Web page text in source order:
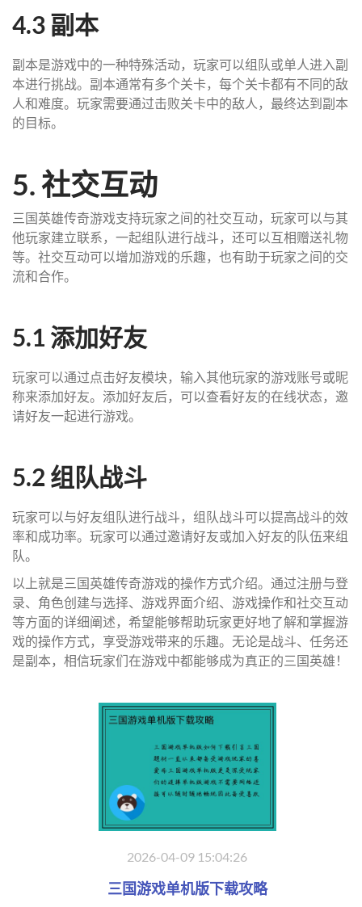
4.3 副本
副本是游戏中的一种特殊活动，玩家可以组队或单人进入副
本进行挑战。副本通常有多个关卡，每个关卡都有不同的敌
人和难度。玩家需要通过击败关卡中的敌人，最终达到副本
的目标。
5. 社交互动
三国英雄传奇游戏支持玩家之间的社交互动，玩家可以与其
他玩家建立联系，一起组队进行战斗，还可以互相赠送礼物
等。社交互动可以增加游戏的乐趣，也有助于玩家之间的交
流和合作。
5.1 添加好友
玩家可以通过点击好友模块，输入其他玩家的游戏账号或昵
称来添加好友。添加好友后，可以查看好友的在线状态，邀
请好友一起进行游戏。
5.2 组队战斗
玩家可以与好友组队进行战斗，组队战斗可以提高战斗的效
率和成功率。玩家可以通过邀请好友或加入好友的队伍来组
队。
以上就是三国英雄传奇游戏的操作方式介绍。通过注册与登
录、角色创建与选择、游戏界面介绍、游戏操作和社交互动
等方面的详细阐述，希望能够帮助玩家更好地了解和掌握游
戏的操作方式，享受游戏带来的乐趣。无论是战斗、任务还
是副本，相信玩家们在游戏中都能够成为真正的三国英雄！
2026-04-09 15:04:26
三国游戏单机版下载攻略